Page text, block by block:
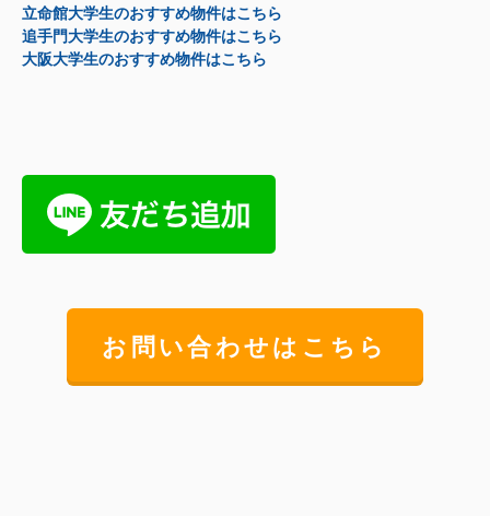
立命館大学生のおすすめ物件はこちら
追手門大学生のおすすめ物件はこちら
大阪大学生のおすすめ物件はこちら
お問い合わせはこちら